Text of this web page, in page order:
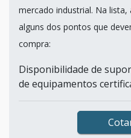
mercado industrial. Na
alguns dos pontos que
compra:
Disponibilidade de
de equipamentos